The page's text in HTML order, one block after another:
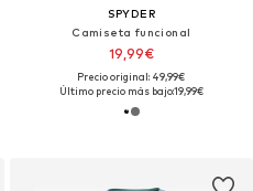
SPYDER
Camiseta funcional
19,99€
Precio original: 49,99€
Último precio más bajo:19,99€